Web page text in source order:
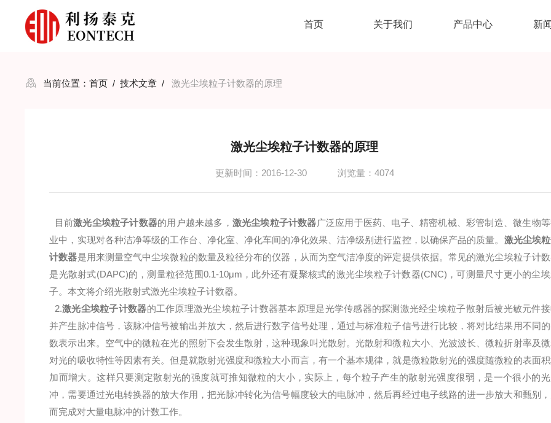
首页 关于我们 产品中心 新
当前位置：首页 /技术文章 / 激光尘埃粒子计数器的原理
激光尘埃粒子计数器的原理
更新时间：2016-12-30 浏览量：4074
目前激光尘埃粒子计数器的用户越来越多， 激光尘埃粒子计数器广泛应用于医药、电子、精密机械、彩管制造、微生物
业中，实现对各种洁净等级的工作台、净化室、净化车间的净化效果、洁净级别进行监控，以确保产品的质量。 激光尘埃
计数器是用来测量空气中尘埃微粒的数量及粒径分布的仪器，从而为空气洁净度的评定提供依据。常见的激光尘埃粒子计
是光散射式(DAPC)的，测量粒径范围0.1-10μm，此外还有凝聚核式的激光尘埃粒子计数器(CNC)，可测量尺寸更小的尘
子。本文将介绍光散射式激光尘埃粒子计数器。
2.激光尘埃粒子计数器的工作原理激光尘埃粒子计数器基本原理是光学传感器的探测激光经尘埃粒子散射后被光敏元件
并产生脉冲信号，该脉冲信号被输出并放大，然后进行数字信号处理，通过与标准粒子信号进行比较，将对比结果用不同
数表示出来。空气中的微粒在光的照射下会发生散射，这种现象叫光散射。光散射和微粒大小、光波波长、微粒折射率及
对光的吸收特性等因素有关。但是就散射光强度和微粒大小而言，有一个基本规律，就是微粒散射光的强度随微粒的表面
加而增大。这样只要测定散射光的强度就可推知微粒的大小，实际上，每个粒子产生的散射光强度很弱，是一个很小的
冲，需要通过光电转换器的放大作用，把光脉冲转化为信号幅度较大的电脉冲，然后再经过电子线路的进一步放大和甄别，
而完成对大量电脉冲的计数工作。